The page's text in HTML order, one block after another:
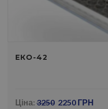
ЕКО-42
Ціна: 3250 2250 ГРН